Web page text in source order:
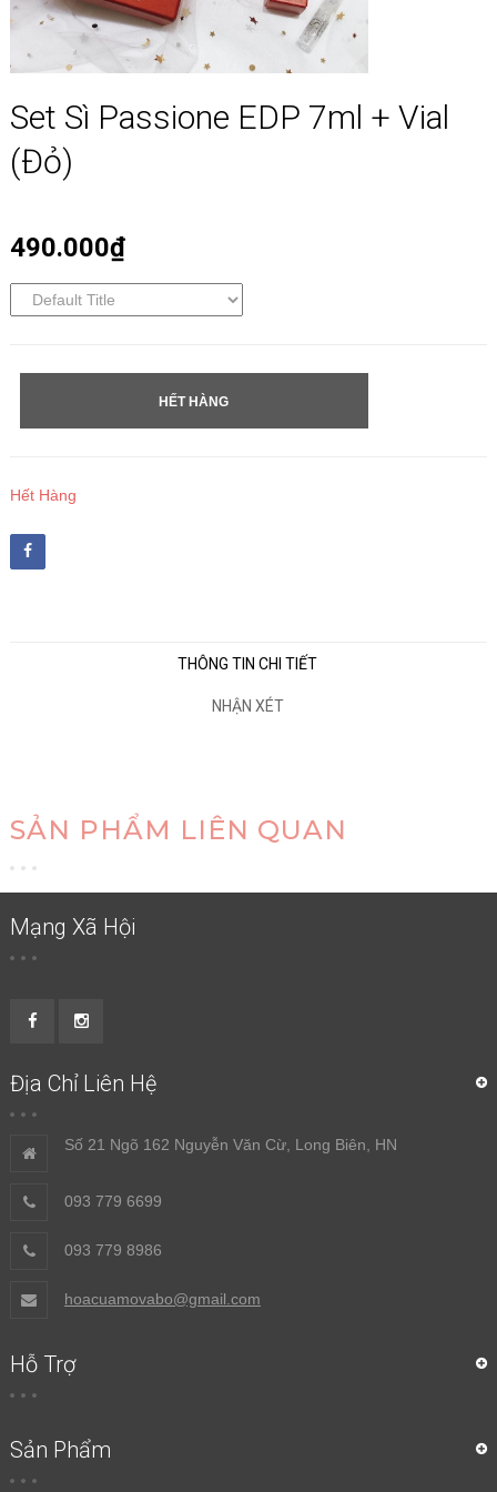
Set Sì Passione EDP 7ml + Vial
(đỏ)
490.000₫
HẾT HÀNG
Hết Hàng
THÔNG TIN CHI TIẾT
NHẬN XÉT
SẢN PHẨM LIÊN QUAN
Mạng Xã Hội
Địa Chỉ Liên Hệ
Số 21 Ngõ 162 Nguyễn Văn Cừ, Long Biên, HN
093 779 6699
093 779 8986
hoacuamovabo@gmail.com
Hỗ Trợ
Sản Phẩm